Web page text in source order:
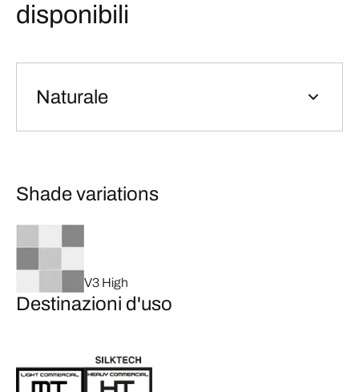
disponibili
Naturale
Shade variations
V3 High
Destinazioni d'uso